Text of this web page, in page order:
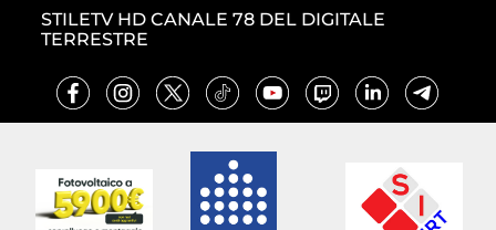
STILETV HD CANALE 78 DEL DIGITALE
TERRESTRE